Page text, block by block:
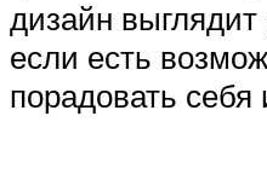
дизайн
если есть
порадовать себя